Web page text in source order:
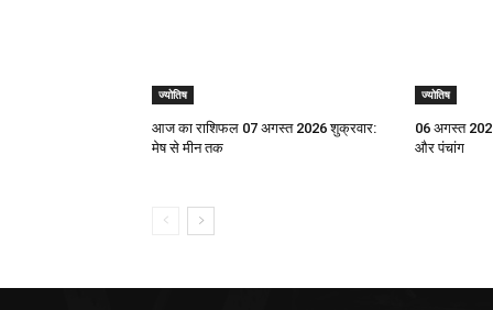
ज्योतिष
आज का राशिफल 07 अगस्त 2026 शुक्रवार:
मेष से मीन तक
ज्योतिष
06 अगस्त
और पंचांग